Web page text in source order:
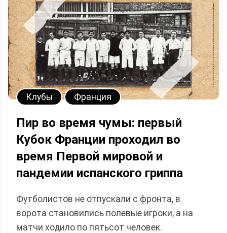
Клубы Франция
Пир во время чумы: первый
Кубок Франции проходил во
время Первой мировой и
пандемии испанского гриппа
Футболистов не отпускали с фронта, в
ворота становились полевые игроки, а на
матчи ходило по пятьсот человек.